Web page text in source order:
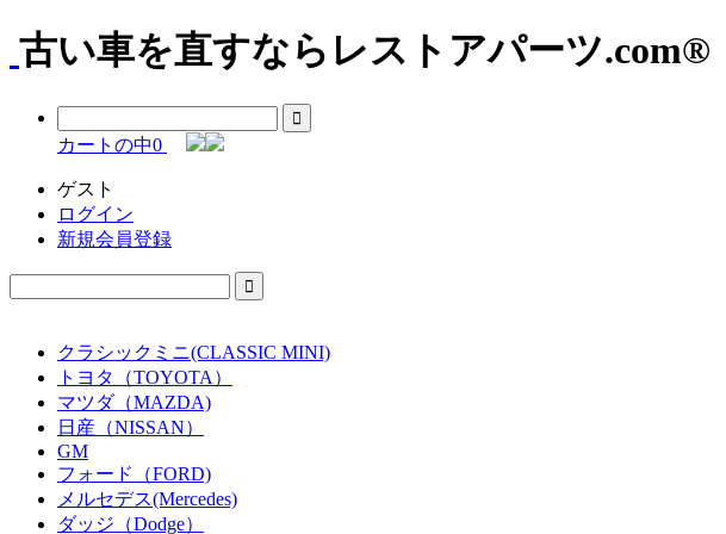
古い車を直すならレストアパーツ
カートの中0
ゲスト
ログイン
新規会員登録
クラシックミニ(CLASSIC MINI)
トヨタ（TOYOTA）
マツダ（MAZDA)
日産（NISSAN）
GM
フォード（FORD)
メルセデス(Mercedes)
ダッジ（Dodge）